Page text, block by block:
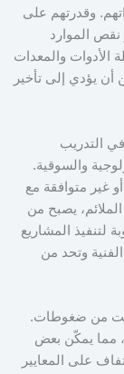
وقدرتهم على
نقص الموارد
الأدوات والمعدات
أن يؤدي إلى تأخير
التدريب
والسوقية.
أو غير متوافقة مع
يصبح من
لتنفيذ المشاريع
وتحد من
من ضغوطات.
مما يمكّن بعض
على المعايير